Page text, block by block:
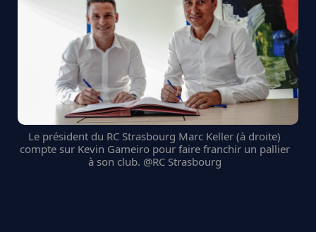
Le président du RC Strasbourg Marc Keller (à droite)
compte sur Kevin Gameiro pour faire franchir un pallier
à son club. @RC Strasbourg